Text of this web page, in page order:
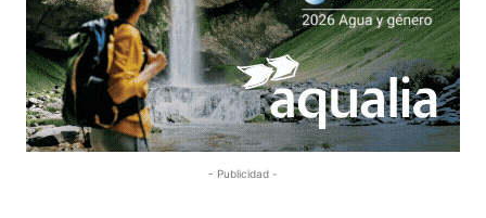
- Publicidad -